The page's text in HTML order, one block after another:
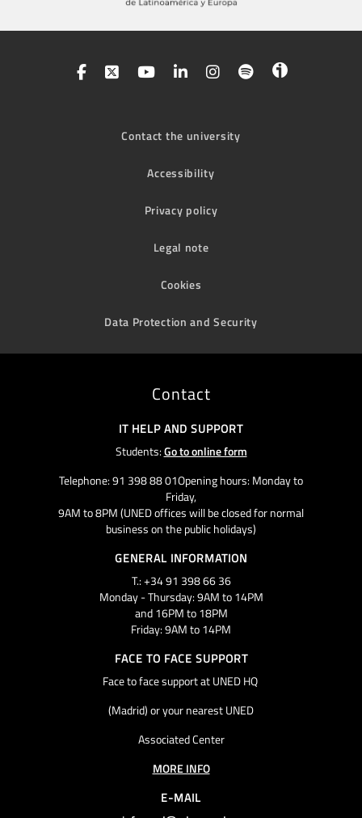
Contact the university
Accessibility
Privacy policy
Legal note
Cookies
Data Protection and Security
Contact
IT HELP AND SUPPORT
Students:Go to online form
Telephone: 91 398 88 01Opening hours: Monday to
Friday,
9AM to 8PM (UNED offices will be closed for normal
business on the public holidays)
GENERAL INFORMATION
T.: +34 91 398 66 36
Monday - Thursday: 9AM to 14PM
and 16PM to 18PM
Friday: 9AM to 14PM
FACE TO FACE SUPPORT
Face to face support at UNED HQ
(Madrid) or your nearest UNED
Associated Center
MORE INFO
E-MAIL